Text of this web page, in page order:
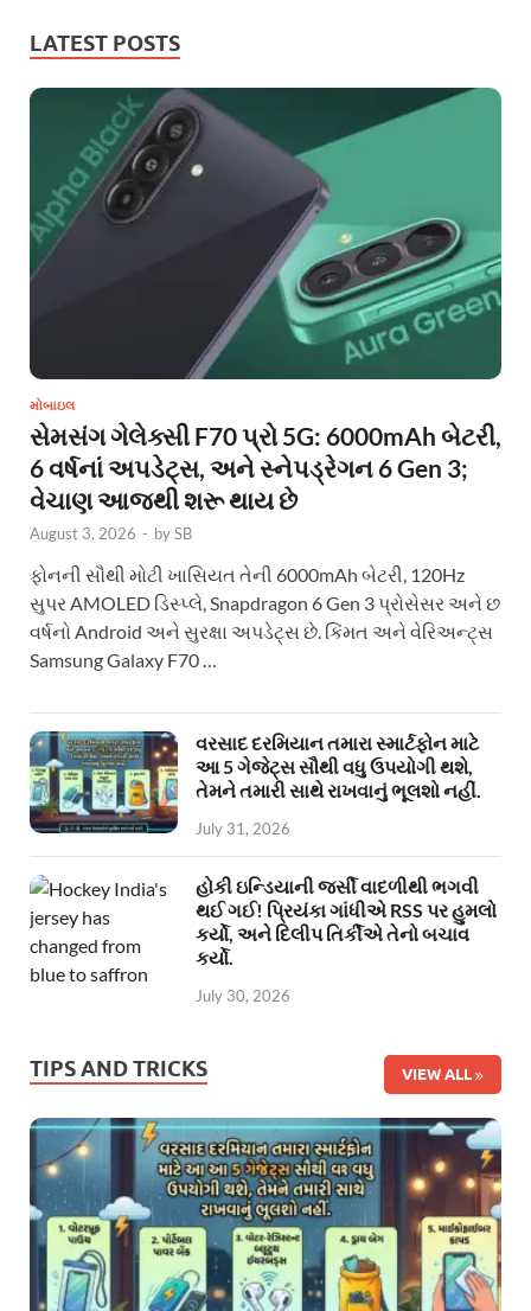
LATEST POSTS
મોબાઇલ
સેમસંગ ગેલેક્સી F70 પ્રો 5G: 6000mAh બેટરી,
6 વર્ષનાં અપડેટ્સ, અને સ્નેપડ્રેગન 6 Gen 3;
વેચાણ આજથી શરૂ થાય છે
August 3, 2026 - bySB
ફોનની સૌથી મોટી ખાસિયત તેની 6000mAh બેટરી, 120Hz
સુપર AMOLED ડિસ્પ્લે, Snapdragon 6 Gen 3 પ્રોસેસર અને છ
વર્ષનો Android અને સુરક્ષા અપડેટ્સ છે. કિંમત અને વેરિઅન્ટ્સ
Samsung Galaxy F70 …
વરસાદ દરમિયાન તમારા સ્માર્ટફોન માટે
આ 5 ગેજેટ્સ સૌથી વધુ ઉપયોગી થશે,
તેમને તમારી સાથે રાખવાનું ભૂલશો નહીં.
July 31, 2026
હોકી ઇન્ડિયાની જર્સી વાદળીથી ભગવી
થઈ ગઈ! પ્રિયંકા ગાંધીએ RSS પર હુમલો
કર્યો, અને દિલીપ તિર્કીએ તેનો બચાવ
કર્યો.
July 30, 2026
TIPS AND TRICKS VIEW ALL